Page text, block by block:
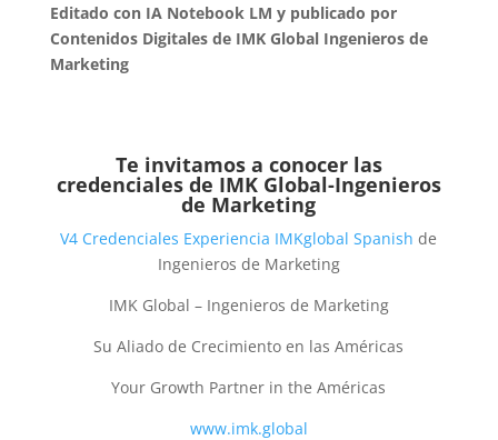
Editado con IA Notebook LM y publicado por
Contenidos Digitales de IMK Global Ingenieros de
Marketing
Te invitamos a conocer las
credenciales de IMK Global-Ingenieros
de Marketing
V4 Credenciales Experiencia IMKglobal Spanish de
Ingenieros de Marketing
IMK Global – Ingenieros de Marketing
Su Aliado de Crecimiento en las Américas
Your Growth Partner in the Américas
www.imk.global